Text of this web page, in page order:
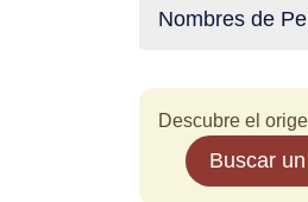
Nombres de
Descubre el
Buscar